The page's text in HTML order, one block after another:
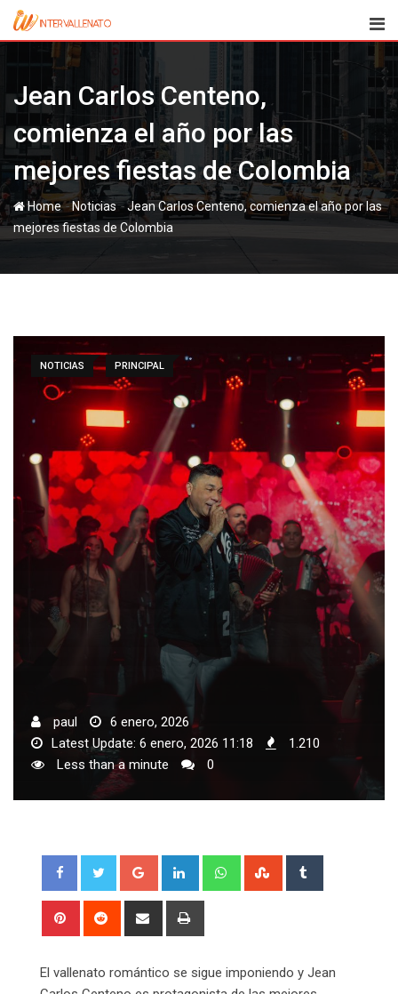
Skip
Jean Carlos Centeno,
comienza el año por las
mejores fiestas de Colombia
Home-Noticias-Jean Carlos Centeno, comienza el año por las
mejores fiestas de Colombia
NOTICIAS PRINCIPAL
paul
6 enero, 2026
Latest Update: 6 enero, 2026 11:18
1.210
Less than a minute
0
Google+ LinkedIn WhatsappStumbleUpon
Pinterest Reddit
Share
El vallenato romántico se sigue imponiendo y Jean